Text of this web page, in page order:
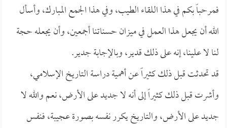
فمرحباً بكم في هذا اللقاء الطيب، وفي هذا الجمع المبارك، وأسأل
الله أن يجعل هذا العمل في ميزان حسناتنا أجمعين، وأن يجعله حجة
لنا لا علينا، إنه على ذلك قدير، وبالإجابة جدير.
قد تحدثت قبل ذلك كثيراً عن أهمية دراسة التاريخ الإسلامي،
وأشرت قبل ذلك كثيراً إلى أنه لا جديد على الأرض، نعم والله لا
جديد على الأرض، والتاريخ يكرر نفسه بصورة عجيبة، فنفس